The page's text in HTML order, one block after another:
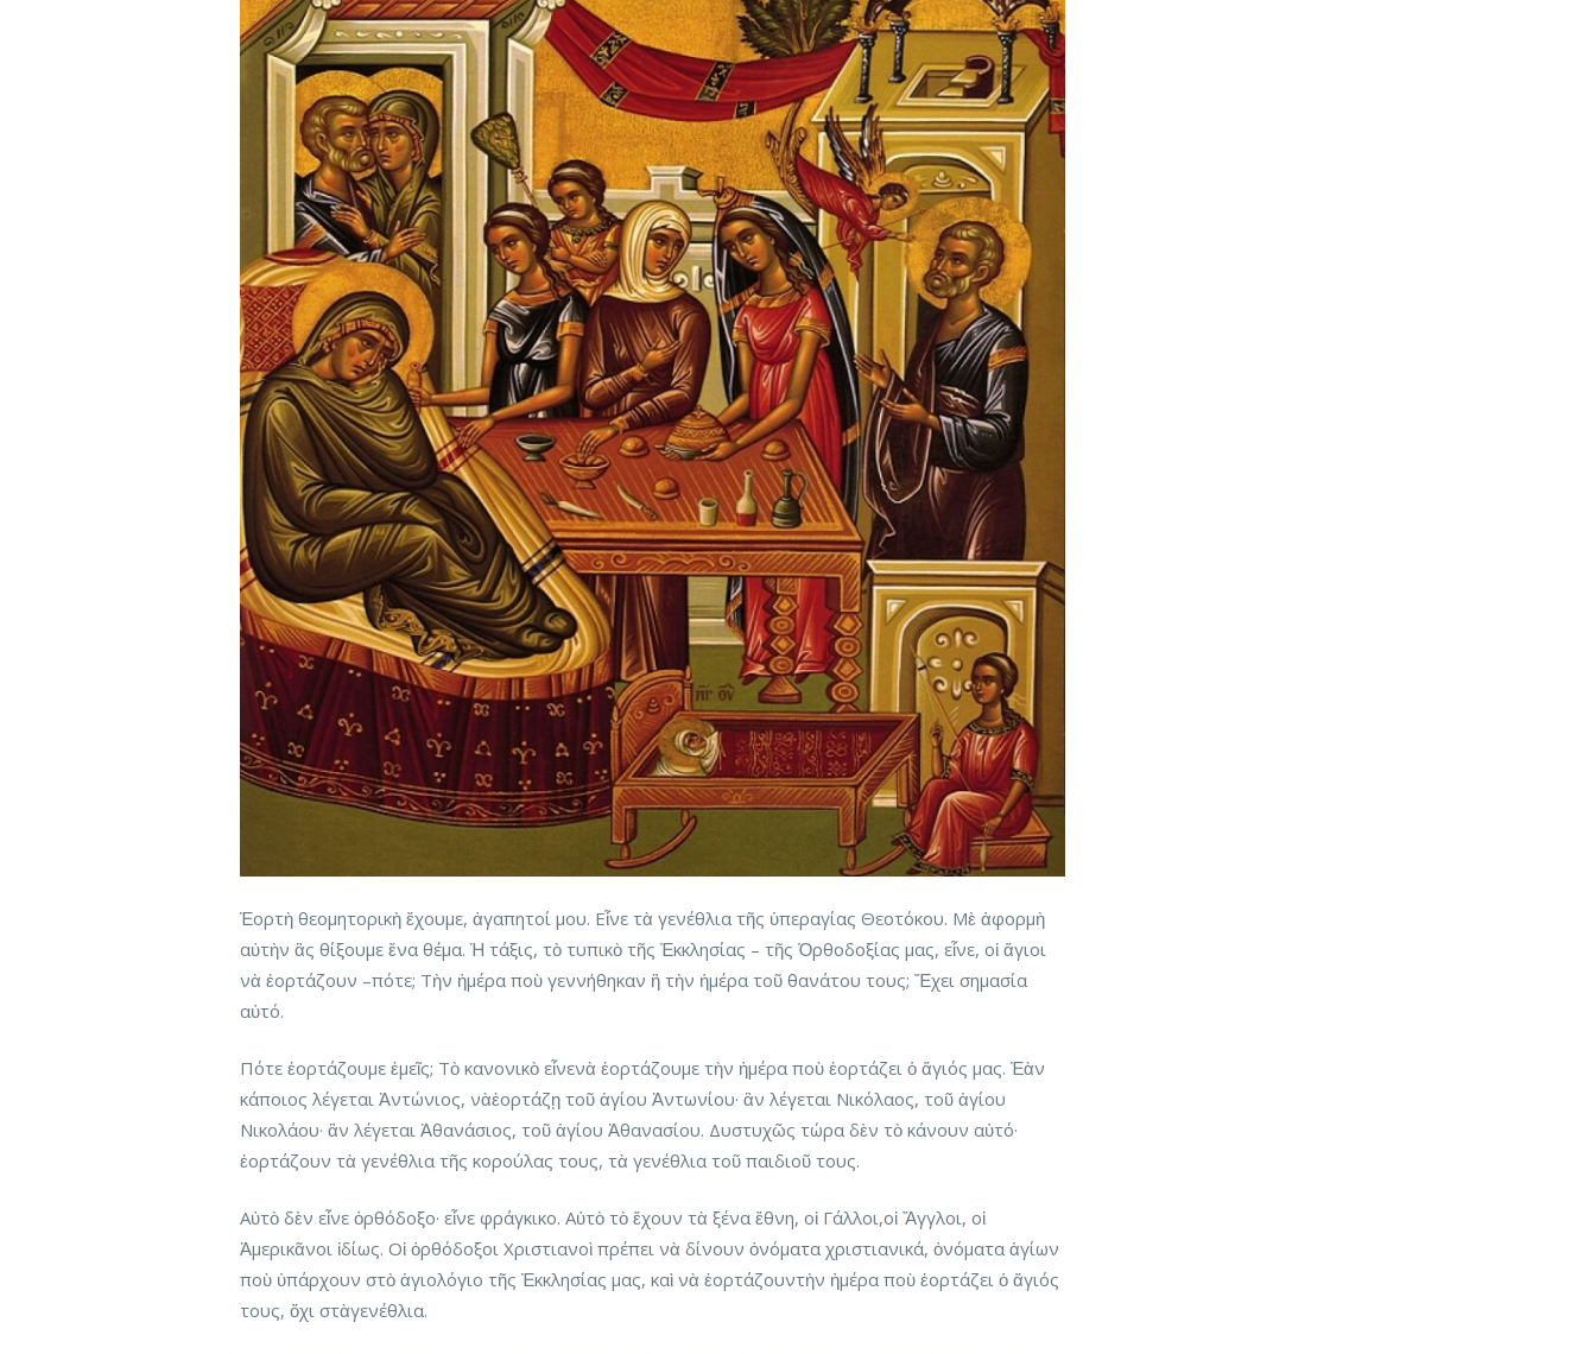
Ἑορτὴ θεομητορικὴ ἔχουμε, ἀγαπητοί μου. Εἶνε τὰ γενέθλια τῆς ὑπεραγίας Θεοτόκου. Μὲ ἀφορμὴ
αὐτὴν ἂς θίξουμε ἕνα θέμα. Ἡ τάξις, τὸ τυπικὸ τῆς Ἐκκλησίας – τῆς Ὀρθοδοξίας μας, εἶνε, οἱ ἅγιοι
νὰ ἑορτάζουν –πότε; Τὴν ἡμέρα ποὺ γεννήθηκαν ἢ τὴν ἡμέρα τοῦ θανάτου τους; Ἔχει σημασία
αὐτό.
Πότε ἑορτάζουμε ἐμεῖς; Τὸ κανονικὸ εἶνενὰ ἑορτάζουμε τὴν ἡμέρα ποὺ ἑορτάζει ὁ ἅγιός μας. Ἐὰν
κάποιος λέγεται Ἀντώνιος, νὰἑορτάζῃ τοῦ ἁγίου Ἀντωνίου· ἂν λέγεται Νικόλαος, τοῦ ἁγίου
Νικολάου· ἂν λέγεται Ἀθανάσιος, τοῦ ἁγίου Ἀθανασίου. Δυστυχῶς τώρα δὲν τὸ κάνουν αὐτό·
ἑορτάζουν τὰ γενέθλια τῆς κορούλας τους, τὰ γενέθλια τοῦ παιδιοῦ τους.
Αὐτὸ δὲν εἶνε ὀρθόδοξο· εἶνε φράγκικο. Αὐτὸ τὸ ἔχουν τὰ ξένα ἔθνη, οἱ Γάλλοι,οἱ Ἄγγλοι, οἱ
Ἀμερικᾶνοι ἰδίως. Οἱ ὀρθόδοξοι Χριστιανοὶ πρέπει νὰ δίνουν ὀνόματα χριστιανικά, ὀνόματα ἁγίων
ποὺ ὑπάρχουν στὸ ἁγιολόγιο τῆς Ἐκκλησίας μας, καὶ νὰ ἑορτάζουντὴν ἡμέρα ποὺ ἑορτάζει ὁ ἅγιός
τους, ὄχι στὰγενέθλια.